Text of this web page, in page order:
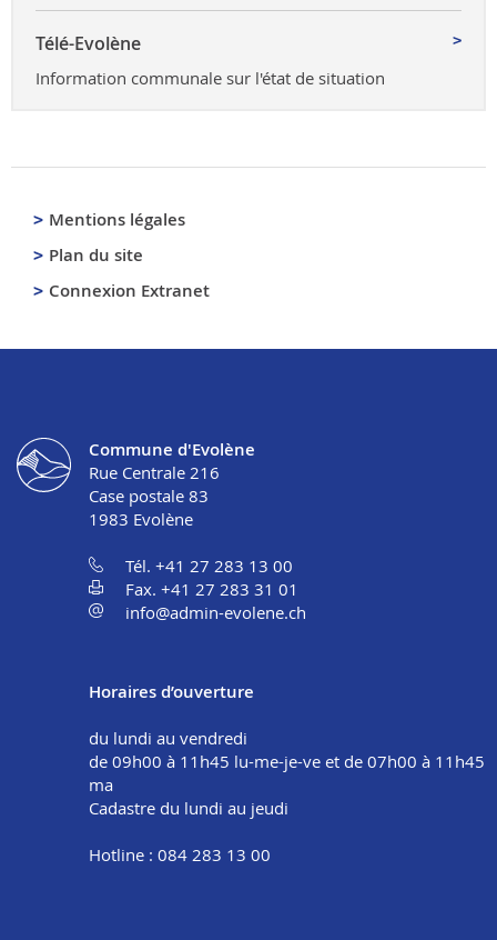
Télé-Evolène
Information communale sur l'état de situation
Mentions légales
Plan du site
Connexion Extranet
Commune d'Evolène
Rue Centrale 216
Case postale 83
1983 Evolène
Tél. +41 27 283 13 00
Fax. +41 27 283 31 01
info@admin-evolene.ch
Horaires d’ouverture
du lundi au vendredi
de 09h00 à 11h45 lu-me-je-ve et de 07h00 à 11h45
ma
Cadastre du lundi au jeudi
Hotline : 084 283 13 00